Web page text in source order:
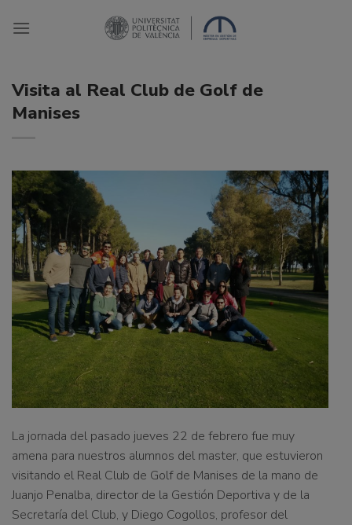
Visita al Real Club de Golf de
Manises
La jornada del pasado jueves 22 de febrero fue muy
amena para nuestros alumnos del master, que estuvieron
visitando el Real Club de Golf de Manises de la mano de
Juanjo Penalba, director de la Gestión Deportiva y de la
Secretaría del Club, y Diego Cogollos, profesor del